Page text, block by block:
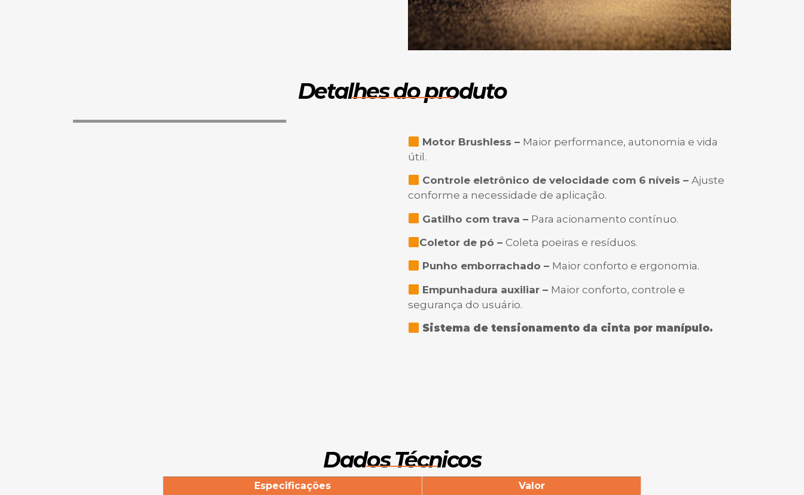
Detalhes do produto
Motor Brushless – Maior performance, autonomia e vida
útil.
Controle eletrônico de velocidade com 6 níveis –Ajuste
conforme a necessidade de aplicação.
Gatilho com trava – Para acionamento contínuo.
Coletor de pó –Coleta poeiras e resíduos.
Punho emborrachado – Maior conforto e ergonomia.
Empunhadura auxiliar – Maior conforto, controle e
segurança do usuário.
Sistema de tensionamento da cinta por manípulo.
Dados Técnicos
Especificações
Valor